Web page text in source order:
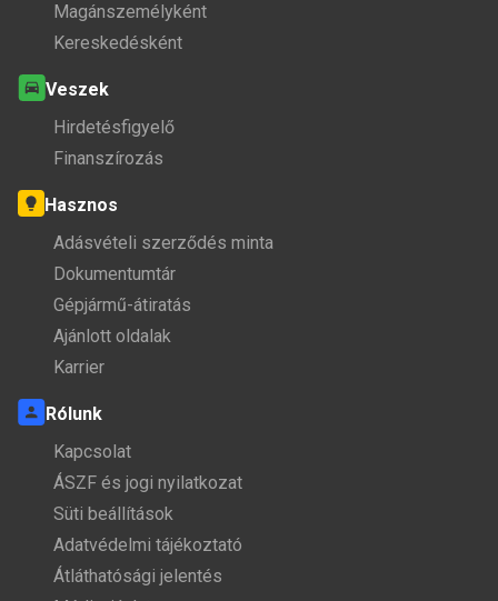
Magánszemélyként
Kereskedésként
Veszek
Hirdetésfigyelő
Finanszírozás
Hasznos
Adásvételi szerződés minta
Dokumentumtár
Gépjármű-átiratás
Ajánlott oldalak
Karrier
Rólunk
Kapcsolat
ÁSZF és jogi nyilatkozat
Süti beállítások
Adatvédelmi tájékoztató
Átláthatósági jelentés